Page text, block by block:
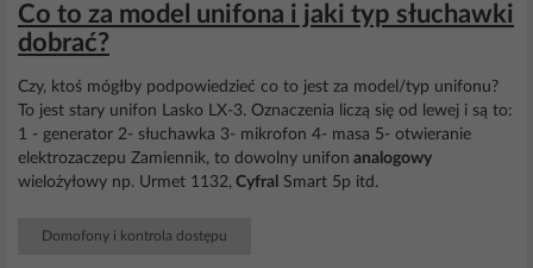
Co to za model unifona i jaki typ słuchawki
dobrać?
Czy, ktoś mógłby podpowiedzieć co to jest za model/typ unifonu?
To jest stary unifon Lasko LX-3. Oznaczenia liczą się od lewej i są to:
1 - generator 2- słuchawka 3- mikrofon 4- masa 5- otwieranie
elektrozaczepu Zamiennik, to dowolny unifon analogowy
wielożyłowy np. Urmet 1132, Cyfral Smart 5p itd.
Domofony i kontrola dostępu